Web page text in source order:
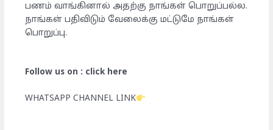
பணம் வாங்கினால் அதற்கு நாங்கள் பொறுப்பல்ல.
நாங்கள் பதிவிடும் வேலைக்கு மட்டுமே நாங்கள்
பொறுப்பு.
Follow us on : click here
WHATSAPP CHANNEL LINK